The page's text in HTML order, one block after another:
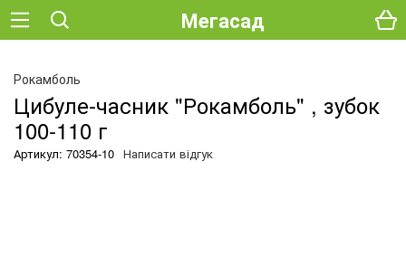
Мегасад
Рокамболь
Цибуле-часник "Рокамболь" , зубок
100-110 г
Артикул: 70354-10 Написати відгук